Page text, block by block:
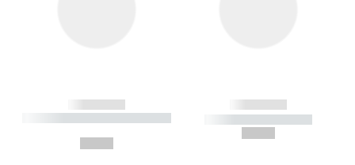
------------
----------- ----------- --------
------------
----------- -----------